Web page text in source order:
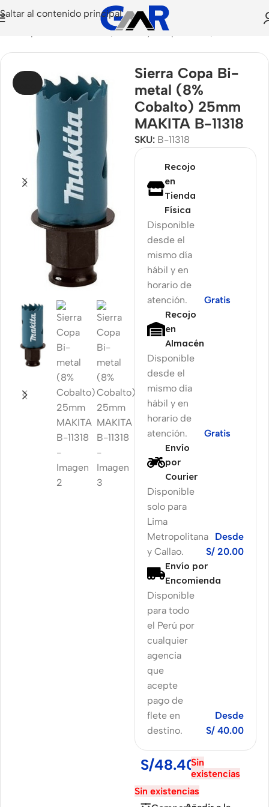
Saltar al contenido principal
para Herramientas/Puntas y Adaptadores
Sierra Copa Bi-
metal (8%
Cobalto) 25mm
MAKITA B-11318
SKU: B-11318
Recojo
en
Tienda
Física
Disponible
desde el
mismo día
hábil y en
horario de
atención.
Gratis
Recojo
en
Almacén
Disponible
desde el
mismo día
hábil y en
horario de
atención.
Gratis
Envío
por
Courier
Disponible
solo para
Lima
Metropolitana
y Callao.
Desde
S/ 20.00
Envío por
Encomienda
Disponible
para todo
el Perú por
cualquier
agencia
que
acepte
pago de
flete en
destino.
Desde
S/ 40.00
S/48.40Sin
existencias
Sin existencias